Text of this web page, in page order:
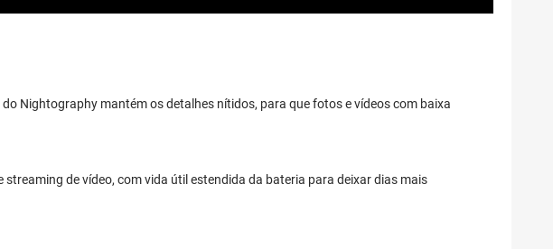
Nightography mantém os detalhes nítidos, para que fotos e vídeos com baixa
de vídeo, com vida útil estendida da bateria para deixar dias mais